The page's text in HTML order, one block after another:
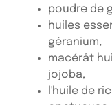
poudre de
huiles
géranium,
macérât
jojoba,
l'huile de